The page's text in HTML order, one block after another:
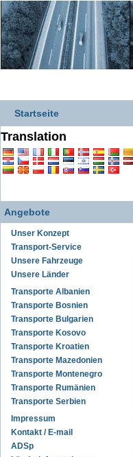
Startseite
Translation
Angebote
Unser Konzept
Transport-Service
Unsere Fahrzeuge
Unsere Länder
Transporte Albanien
Transporte Bosnien
Transporte Bulgarien
Transporte Kosovo
Transporte Kroatien
Transporte Mazedonien
Transporte Montenegro
Transporte Rumänien
Transporte Serbien
Impressum
Kontakt / E-mail
ADSp